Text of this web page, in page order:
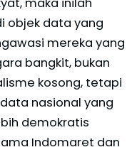
maka inilah
objek data yang
mereka yang
bangkit, bukan
kosong, tetapi
nasional yang
demokratis
Indomaret dan